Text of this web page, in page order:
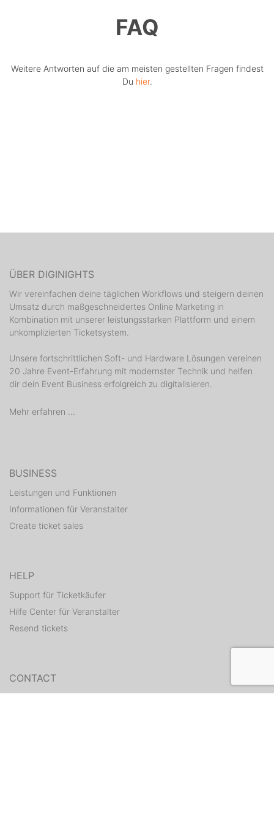
FAQ
Weitere Antworten auf die am meisten gestellten Fragen findest
Du hier.
ÜBER DIGINIGHTS
Wir vereinfachen deine täglichen Workflows und steigern deinen
Umsatz durch maßgeschneidertes Online Marketing in
Kombination mit unserer leistungsstarken Plattform und einem
unkomplizierten Ticketsystem.
Unsere fortschrittlichen Soft- und Hardware Lösungen vereinen
20 Jahre Event-Erfahrung mit modernster Technik und helfen
dir dein Event Business erfolgreich zu digitalisieren.
Mehr erfahren ...
BUSINESS
Leistungen und Funktionen
Informationen für Veranstalter
Create ticket sales
HELP
Support für Ticketkäufer
Hilfe Center für Veranstalter
Resend tickets
CONTACT